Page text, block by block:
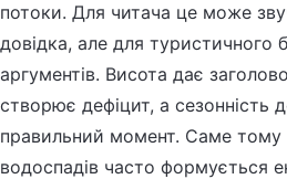
потоки. Для читача це може
довідка, але для туристичного
аргументів. Висота дає
створює дефіцит, а сезонність
правильний момент. Саме тому
водоспадів часто формується